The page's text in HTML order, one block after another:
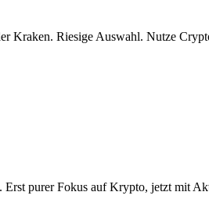
Kraken. Riesige Auswahl. Nutze
Erst purer Fokus auf Krypto, jetzt mit